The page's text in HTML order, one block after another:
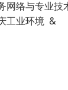
络与专业
工业环境 &